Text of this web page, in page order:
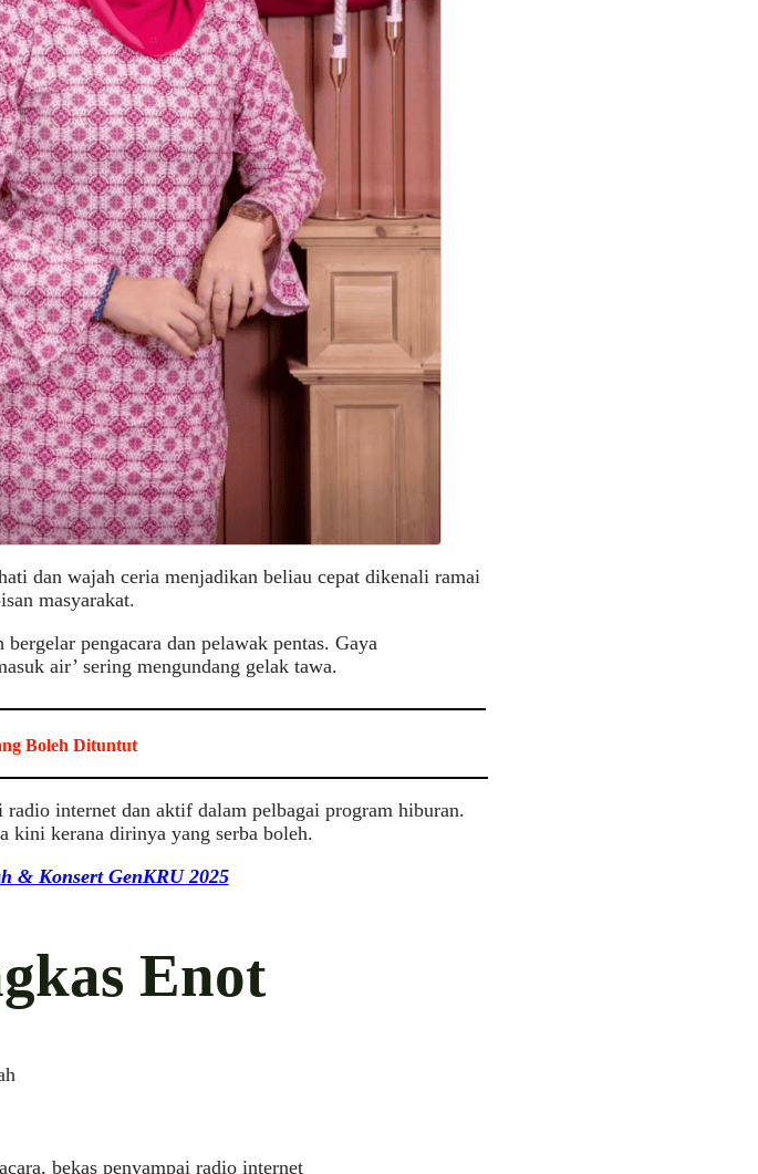
dan wajah ceria menjadikan beliau cepat dikenali ramai
masyarakat.
pengacara dan pelawak pentas. Gaya
air’ sering mengundang gelak tawa.
Boleh Dituntut
internet dan aktif dalam pelbagai program hiburan.
kini kerana dirinya yang serba boleh.
& Konsert GenKRU 2025
Enot
bekas penyampai radio internet